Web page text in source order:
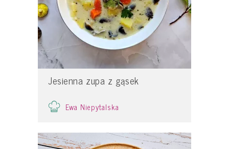
Jesienna zupa z gąsek
Ewa Niepytalska